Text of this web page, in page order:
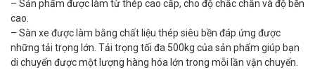
– Sản phẩm được làm từ thép cao cấp, cho độ chắc chắn và độ bền
cao.
– Sàn xe được làm bằng chất liệu thép siêu bền đáp ứng được
những tải trọng lớn. Tải trọng tối đa 500kg của sản phẩm giúp bạn
di chuyển được một lượng hàng hóa lớn trong mỗi lần vận chuyển.